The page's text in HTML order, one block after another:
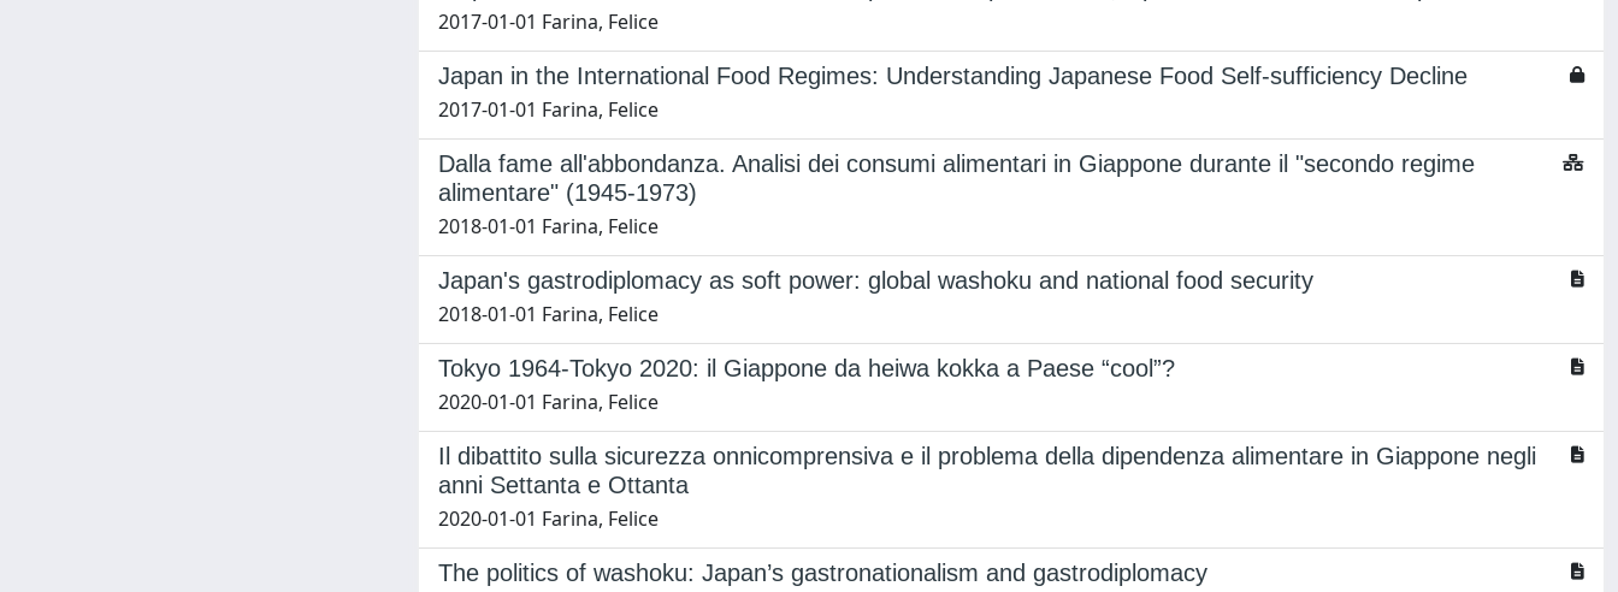
2017-01-01 Farina, Felice
Japan in the International Food Regimes: Understanding Japanese Food Self-sufficiency Decline
2017-01-01 Farina, Felice
Dalla fame all'abbondanza. Analisi dei consumi alimentari in Giappone durante il "secondo regime
alimentare" (1945-1973)
2018-01-01 Farina, Felice
Japan's gastrodiplomacy as soft power: global washoku and national food security
2018-01-01 Farina, Felice
Tokyo 1964-Tokyo 2020: il Giappone da heiwa kokka a Paese “cool”?
2020-01-01 Farina, Felice
Il dibattito sulla sicurezza onnicomprensiva e il problema della dipendenza alimentare in Giappone negli
anni Settanta e Ottanta
2020-01-01 Farina, Felice
The politics of washoku: Japan’s gastronationalism and gastrodiplomacy